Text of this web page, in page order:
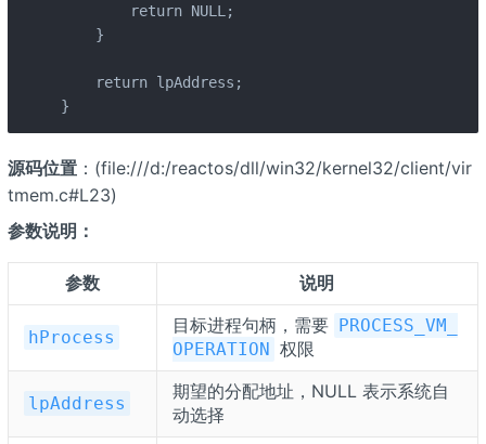
        return NULL;
    }
    return lpAddress;
}
源码位置： (file:///d:/reactos/dll/win32/kernel32/client/vir
tmem.c#L23)
参数说明：
参数 说明
hProcess
目标进程句柄，需要 PROCESS_VM_
OPERATION 权限
lpAddress
期望的分配地址，NULL 表示系统自
动选择